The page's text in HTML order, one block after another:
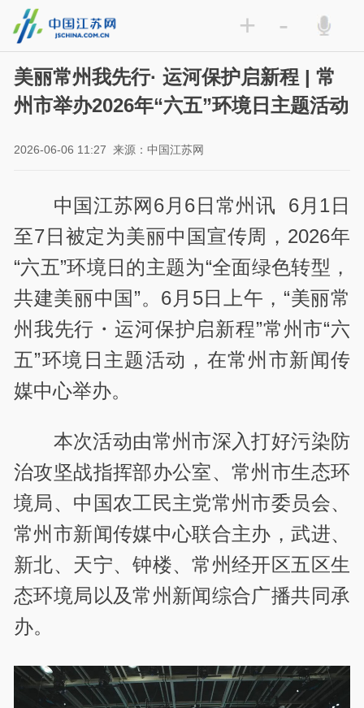
+ -
美丽常州我先行· 运河保护启新程 | 常
州市举办2026年“六五”环境日主题活动
2026-06-06 11:27 来源：中国江苏网
中国江苏网6月6日常州讯 6月1日
至7日被定为美丽中国宣传周，2026年
“六五”环境日的主题为“全面绿色转型，
共建美丽中国”。6月5日上午，“美丽常
州我先行・运河保护启新程”常州市“六
五”环境日主题活动，在常州市新闻传
媒中心举办。
本次活动由常州市深入打好污染防
治攻坚战指挥部办公室、常州市生态环
境局、中国农工民主党常州市委员会、
常州市新闻传媒中心联合主办，武进、
新北、天宁、钟楼、常州经开区五区生
态环境局以及常州新闻综合广播共同承
办。